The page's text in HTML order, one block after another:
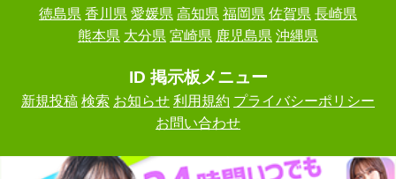
徳島県 香川県 愛媛県 高知県 福岡県 佐賀県 長崎県
熊本県 大分県 宮崎県 鹿児島県 沖縄県
ID 掲示板メニュー
新規投稿 検索 お知らせ 利用規約 プライバシーポリシー
お問い合わせ
ID けいじばん